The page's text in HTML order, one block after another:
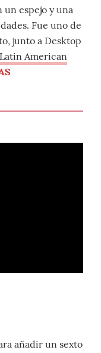
espejo y una
Fue uno de
junto a Desktop
American
añadir un sexto